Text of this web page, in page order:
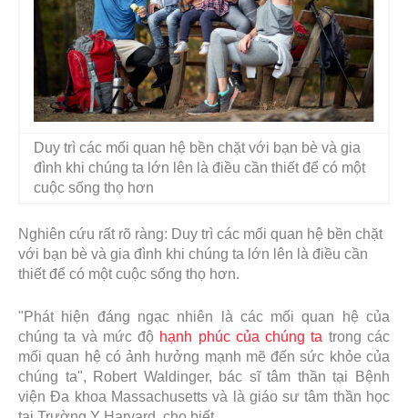
Duy trì các mối quan hệ bền chặt với bạn bè và gia
đình khi chúng ta lớn lên là điều cần thiết để có một
cuộc sống thọ hơn
Nghiên cứu rất rõ ràng: Duy trì các mối quan hệ bền chặt
với bạn bè và gia đình khi chúng ta lớn lên là điều cần
thiết để có một cuộc sống thọ hơn.
"Phát hiện đáng ngạc nhiên là các mối quan hệ của
chúng ta và mức độ hạnh phúc của chúng ta trong các
mối quan hệ có ảnh hưởng mạnh mẽ đến sức khỏe của
chúng ta", Robert Waldinger, bác sĩ tâm thần tại Bệnh
viện Đa khoa Massachusetts và là giáo sư tâm thần học